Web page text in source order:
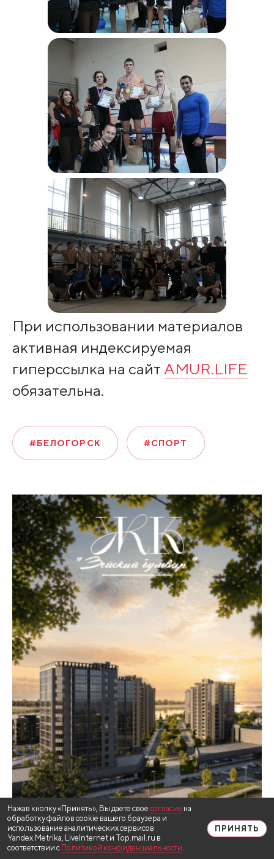
При использовании материалов
активная индексируемая
гиперссылка на сайт AMUR.LIFE
обязательна.
#БЕЛОГОРСК #СПОРТ
Нажав кнопку «Принять», Вы даете свое согласие на
обработку файлов cookie вашего браузера и
использование аналитических сервисов
Yandex.Metrika, LiveInternet и Top.mail.ru в
соответствии с Политикой конфиденциальности.
ПРИНЯТЬ